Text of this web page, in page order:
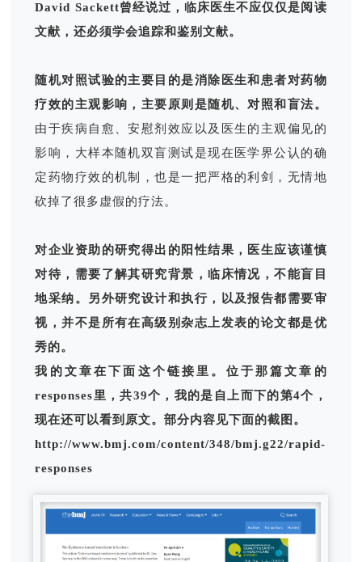
David Sackett曾经说过，临床医生不应仅仅是阅读
文献，还必须学会追踪和鉴别文献。
随机对照试验的主要目的是消除医生和患者对药物
疗效的主观影响，主要原则是随机、对照和盲法。
由于疾病自愈、安慰剂效应以及医生的主观偏见的
影响，大样本随机双盲测试是现在医学界公认的确
定药物疗效的机制，也是一把严格的利剑，无情地
砍掉了很多虚假的疗法。
对企业资助的研究得出的阳性结果，医生应该谨慎
对待，需要了解其研究背景，临床情况，不能盲目
地采纳。另外研究设计和执行，以及报告都需要审
视，并不是所有在高级别杂志上发表的论文都是优
秀的。
我的文章在下面这个链接里。位于那篇文章的
responses里，共39个，我的是自上而下的第4个，
现在还可以看到原文。部分内容见下面的截图。
http://www.bmj.com/content/348/bmj.g22/rapid-
responses